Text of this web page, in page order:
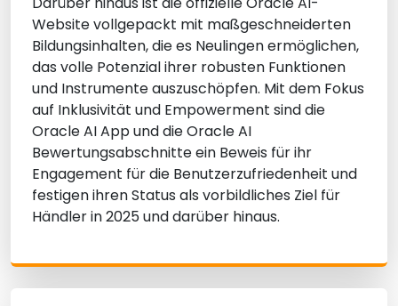
Website vollgepackt mit maßgeschneiderten
Bildungsinhalten, die es Neulingen ermöglichen,
das volle Potenzial ihrer robusten Funktionen
und Instrumente auszuschöpfen. Mit dem Fokus
auf Inklusivität und Empowerment sind die
Oracle AI App und die Oracle AI
Bewertungsabschnitte ein Beweis für ihr
Engagement für die Benutzerzufriedenheit und
festigen ihren Status als vorbildliches Ziel für
Händler in 2025 und darüber hinaus.